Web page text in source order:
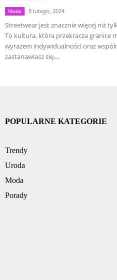
Moda 8 lutego, 2024
Streetwear jest znacznie więcej niż
To kultura, która przekracza granice
wyrazem indywidualności oraz
zastanawiasz się,...
POPULARNE KATEGORIE
Trendy
Uroda
Moda
Porady